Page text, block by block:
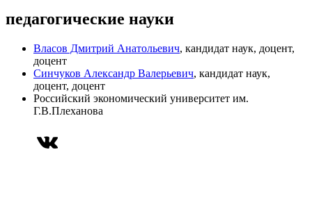
педагогические науки
Власов Дмитрий Анатольевич, кандидат наук, доцент,
доцент
Синчуков Александр Валерьевич, кандидат наук,
доцент, доцент
Российский экономический университет им.
Г.В.Плеханова